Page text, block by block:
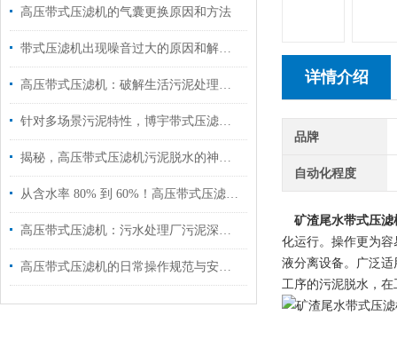
高压带式压滤机​的气囊更换原因和方法
带式压滤机出现噪音过大的原因和解决方法
高压带式压滤机：破解生活污泥处理难题，高效脱水减量化！
针对多场景污泥特性，博宇带式压滤机以专项设计降本增效
揭秘，高压带式压滤机污泥脱水的神奇蜕变！
从含水率 80% 到 60%！高压带式压滤机的「破壁压榨」黑科技揭秘
高压带式压滤机：污水处理厂污泥深度脱水的优选方案
高压带式压滤机的日常操作规范与安全注意事项
详情介绍
品牌
自动化程度
矿渣尾水带式压滤
化运行。操作更为
液分离设备。广泛
工序的污泥脱水，